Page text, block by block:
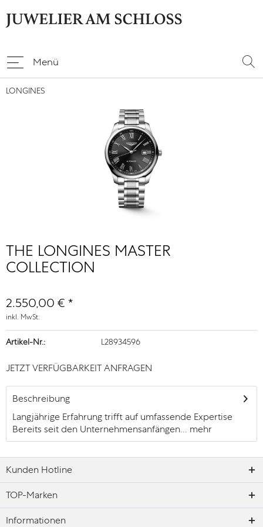
Menü
LONGINES
THE LONGINES MASTER
COLLECTION
2.550,00 € *
inkl. MwSt.
Artikel-Nr.: L28934596
JETZT VERFÜGBARKEIT ANFRAGEN
Beschreibung
Langjährige Erfahrung trifft auf umfassende Expertise
Bereits seit den Unternehmensanfängen... mehr
Kunden Hotline
TOP-Marken
Informationen